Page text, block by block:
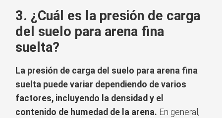
3. ¿Cuál es la presión de carga
del suelo para arena fina
suelta?
La presión de carga del suelo para arena fina
suelta puede variar dependiendo de varios
factores, incluyendo la densidad y el
contenido de humedad de la arena. En general,